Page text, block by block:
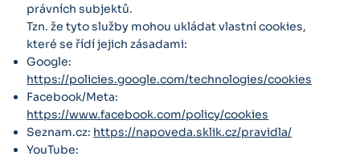
právních subjektů.
Tzn. že tyto služby mohou ukládat vlastní cookies,
které se řídí jejich zásadami:
Google:
https://policies.google.com/technologies/cookies
Facebook/Meta:
https://www.facebook.com/policy/cookies
Seznam.cz: https://napoveda.sklik.cz/pravidla/
YouTube: